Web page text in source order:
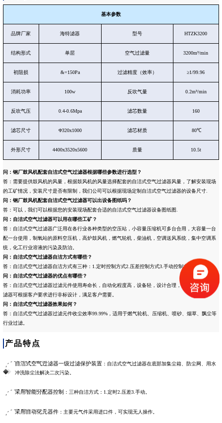
基本参数
品牌厂家 海特滤器 型号 HTZK3200
结构形式 单层 空气过滤量 3200m³/min
初阻损 &=150Pa 过滤精度（效率） ≥1/99.96
消耗功率 100w 反吹气量 0.2m³/min
反吹气压 0.4-0.6Mpa 滤芯数量 160
滤芯尺寸 Φ320x1000 滤芯材质 80℃
外形尺寸 4400x3520x5600 质量 10.5t
问：钢厂鼓风机配套自洁式空气过滤器根据哪些参数进行选型？
答：需要提供鼓风机的风量，根据鼓风机的风量选择配套的自洁式空气过滤器风量，了解安装现场
的工矿情况，安装尺寸是否有限制，我们公司可以根据现场定制自洁式空气过滤器的设备尺寸.
问： 钢厂鼓风机配套自洁式空气过滤器可以出设备图纸吗？
答：可以，我们可以根据您的安装现场配套合适的自洁式空气过滤器设备图纸图.
问：自洁式空气过滤器可以用在哪些工矿？
答：自洁式空气过滤器广泛用在各行业各种类型的空压站，小容量压缩机可多台合用，大容量一台
配一台使用，制氧站的原料空压机，高炉鼓风机，燃气轮机，柴油机，空调送风系统，集中空调系
统，化工行业溶液的污染及防治。
问：自洁式空气过滤器自洁方式有哪些？
答：自洁式空气过滤器自洁方式有三种：1.定时控制方式2.压差控制方式3.手动控制方式.
问：自洁式空气过滤器的优点有哪些？
答：自洁式空气过滤器过滤元件使用寿命长，自动化程度高，设备轻，设计合理，安装方便，海特
滤器可根据客户要求进行非标设计，满足客户需要。
问：自洁式空气过滤器效果如何？
答：自洁式空气过滤器过滤元件收尘效率99.99%，适用于燃气轮机、压缩机、喷砂、烟草、飘尘等
行业过滤。
产品特点
自洁式空气过滤器一级过滤保护装置： 自洁式空气过滤器在底部加集尘箱、防尘网、用水
冲洗除尘法解决二次污染。
采用智能分配器控制 ：三种自洁方式：1.定时2.压差3.手动。
采用自动化元器件：主要元气件采用进口件，可实现无人操作。